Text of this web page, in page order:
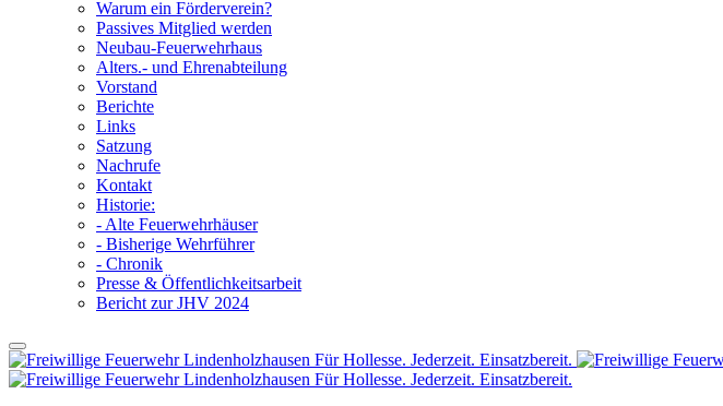
Warum ein Förderverein?
Passives Mitglied werden
Neubau-Feuerwehrhaus
Alters.- und Ehrenabteilung
Vorstand
Berichte
Links
Satzung
Nachrufe
Kontakt
Historie:
- Alte Feuerwehrhäuser
- Bisherige Wehrführer
- Chronik
Presse & Öffentlichkeitsarbeit
Bericht zur JHV 2024